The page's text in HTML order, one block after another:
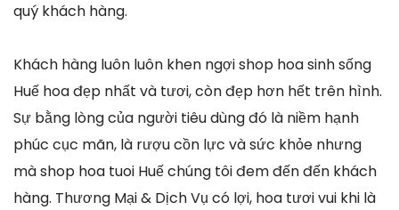
quý khách hàng.
Khách hàng luôn luôn khen ngợi shop hoa sinh sống
Huế hoa đẹp nhất và tươi, còn đẹp hơn hết trên hình.
Sự bằng lòng của người tiêu dùng đó là niềm hạnh
phúc cục mãn, là rượu cồn lực và sức khỏe nhưng
mà shop hoa tuoi Huế chúng tôi đem đến đến khách
hàng. Thương Mại & Dịch Vụ có lợi, hoa tươi vui khi là